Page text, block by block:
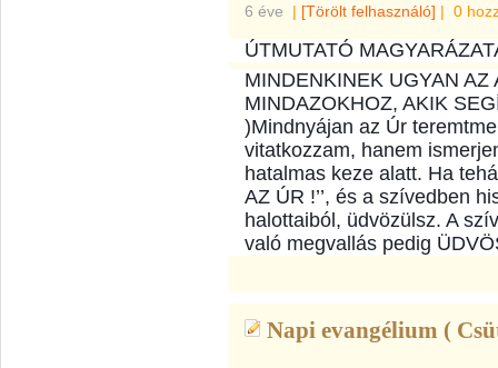
6 éve | [Törölt felhasználó] | 0
ÚTMUTATÓ
MINDENKINEK UGYAN
MINDAZOKHOZ, AKIK
)Mindnyájan az Úr
vitatkozzam, hanem
hatalmas keze alatt. Ha
AZ ÚR !’’, és a szívedben
halottaiból, üdvözülsz. A
való megvallás pedig
Napi evangélium (